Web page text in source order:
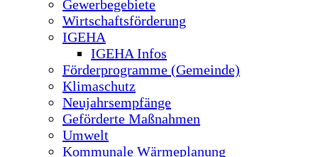
Gewerbegebiete
Wirtschaftsförderung
IGEHA
IGEHA Infos
Förderprogramme (Gemeinde)
Klimaschutz
Neujahrsempfänge
Geförderte Maßnahmen
Umwelt
Kommunale Wärmeplanung